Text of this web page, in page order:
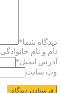
دیدگاه شما*
نام و نام خانوادگی
آدرس ایمیل*
وب سایت